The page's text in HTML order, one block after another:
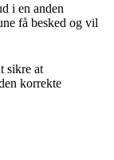
i en anden
få besked og vil
sikre at
korrekte